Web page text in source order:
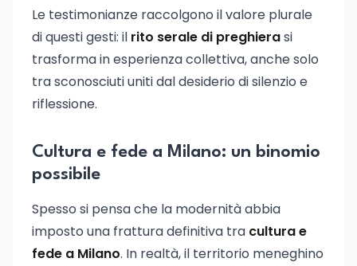
Le testimonianze raccolgono il valore plurale
di questi gesti: il rito serale di preghierasi
trasforma in esperienza collettiva, anche solo
tra sconosciuti uniti dal desiderio di silenzio e
riflessione.
Cultura e fede a Milano: un binomio
possibile
Spesso si pensa che la modernità abbia
imposto una frattura definitiva tra cultura e
fede a Milano. In realtà, il territorio meneghino